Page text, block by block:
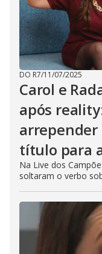
DO R7/11/07/2025
Carol e
após
arrepender
título para
Na Live dos
soltaram o verbo